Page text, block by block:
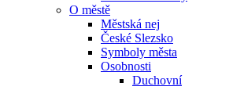
O městě
Městská nej
České Slezsko
Symboly města
Osobnosti
Duchovní